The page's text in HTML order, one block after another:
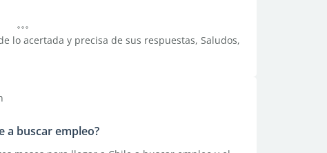
lo acertada y precisa de sus respuestas, Saludos,
a buscar empleo?